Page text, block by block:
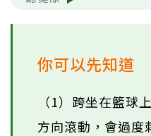
你可以先知道
（1）跨坐在籃球
方向滾動，會過度